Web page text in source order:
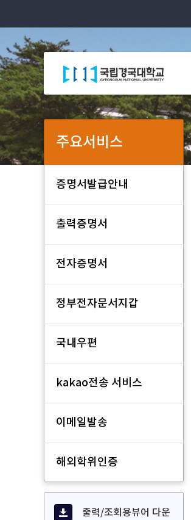
주요서비스
증명서발급안내
출력증명서
전자증명서
정부전자문서지갑
국내우편
kakao전송 서비스
이메일발송
해외학위인증
출력/조회용뷰어 다운